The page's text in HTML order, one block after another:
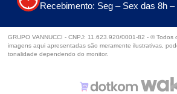
Recebimento: Seg – Sex das 8h –
GRUPO VANNUCCI - CNPJ: 11.623.920/0001-82 - © Todos
imagens aqui apresentadas são meramente ilustrativas,
tonalidade dependendo do monitor.